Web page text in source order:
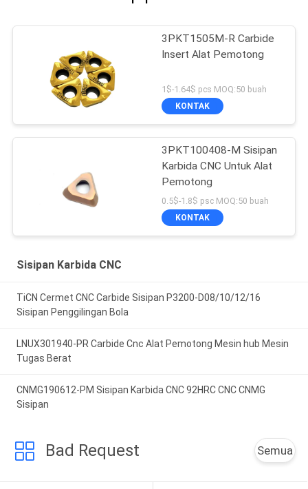
3PKT1505M-R Carbide
Insert Alat Pemotong
1$-1.64$ pcs MOQ:50 buah
KONTAK
3PKT100408-M Sisipan
Karbida CNC Untuk Alat
Pemotong
0.5$-1.8$ psc MOQ:50 buah
KONTAK
Sisipan Karbida CNC
TiCN Cermet CNC Carbide Sisipan P3200-D08/10/12/16
Sisipan Penggilingan Bola
LNUX301940-PR Carbide Cnc Alat Pemotong Mesin hub Mesin
Tugas Berat
CNMG190612-PM Sisipan Karbida CNC 92HRC CNC CNMG
Sisipan
Bad Request Semua